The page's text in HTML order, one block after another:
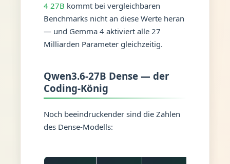
4 27B kommt bei vergleichbaren
Benchmarks nicht an diese Werte heran
— und Gemma 4 aktiviert alle 27
Milliarden Parameter gleichzeitig.
Qwen3.6-27B Dense — der
Coding-König
Noch beeindruckender sind die Zahlen
des Dense-Modells: